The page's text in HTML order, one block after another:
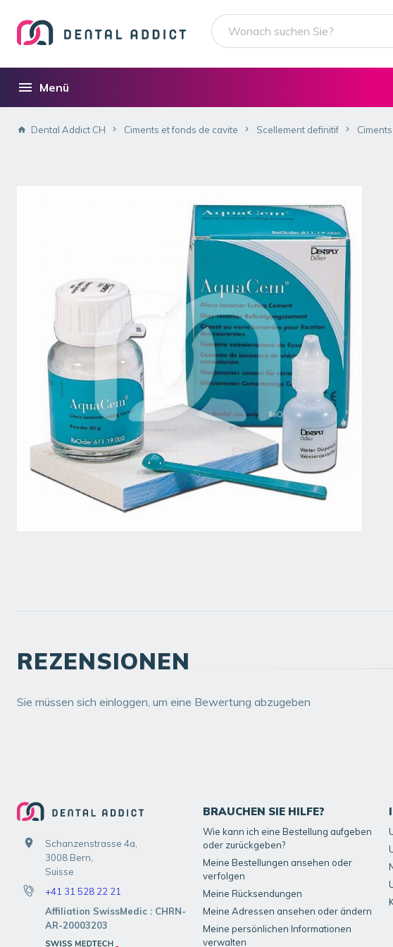
Menü
Dental Addict CH Ciments et fonds de cavite Scellement definitif
REZENSIONEN
Sie müssen sich einloggen, um eine Bewertung abzugeben
Schanzenstrasse 4a,
3008 Bern,
Suisse
+41 31 528 22 21
Affiliation SwissMedic : CHRN-
AR-20003203
BRAUCHEN SIE HILFE?
Wie kann ich eine Bestellung aufgeben
oder zurückgeben?
Meine Bestellungen ansehen oder
verfolgen
Meine Rücksendungen
Meine Adressen ansehen oder ändern
Meine persönlichen Informationen
verwalten